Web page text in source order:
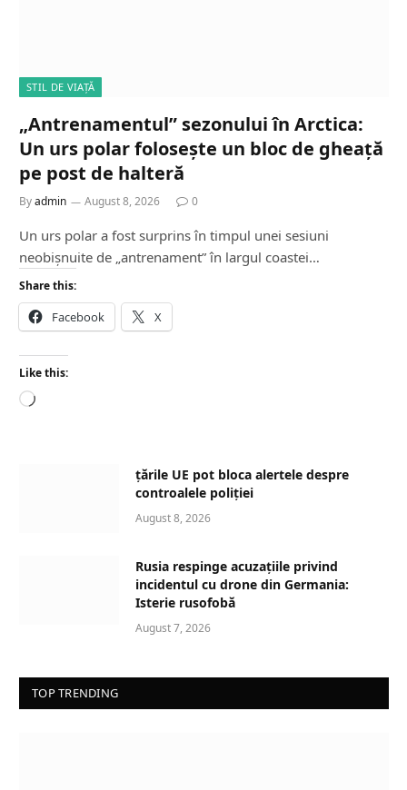
STIL DE VIAȚĂ
„Antrenamentul” sezonului în Arctica:
Un urs polar folosește un bloc de gheață
pe post de halteră
Byadmin August 8, 2026 0
Un urs polar a fost surprins în timpul unei sesiuni
neobișnuite de „antrenament” în largul coastei…
Share this:
Facebook X
Like this:
L
țările UE pot bloca alertele despre
controalele poliției
August 8, 2026
Rusia respinge acuzațiile privind
incidentul cu drone din Germania:
Isterie rusofobă
August 7, 2026
TOP TRENDING